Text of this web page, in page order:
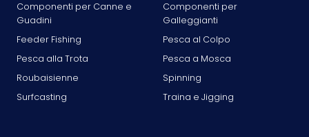
Componenti per Canne e
Guadini
Componenti per
Galleggianti
Feeder Fishing
Pesca al Colpo
Pesca alla Trota
Pesca a Mosca
Roubaisienne
Spinning
Surfcasting
Traina e Jigging